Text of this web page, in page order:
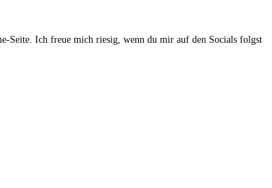
Seite. Ich freue mich riesig, wenn du mir auf den Socials folgst